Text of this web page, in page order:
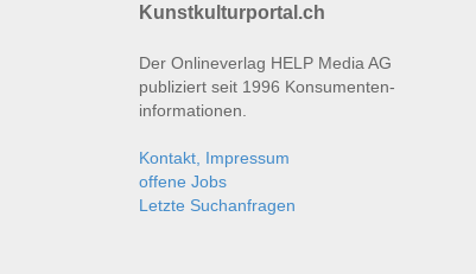
Kunstkulturportal.ch
Der Onlineverlag HELP Media AG
publiziert seit 1996 Konsumenten­
informationen.
Kontakt, Impressum
offene Jobs
Letzte Suchanfragen